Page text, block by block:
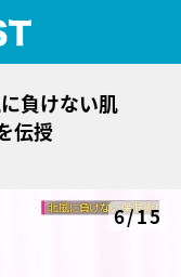
負けない肌
伝授
6/15